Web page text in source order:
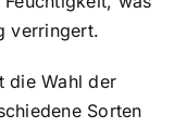
verringert.
die Wahl der
Sorten